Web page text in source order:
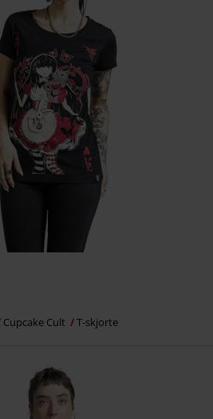
Cupcake Cult T-skjorte